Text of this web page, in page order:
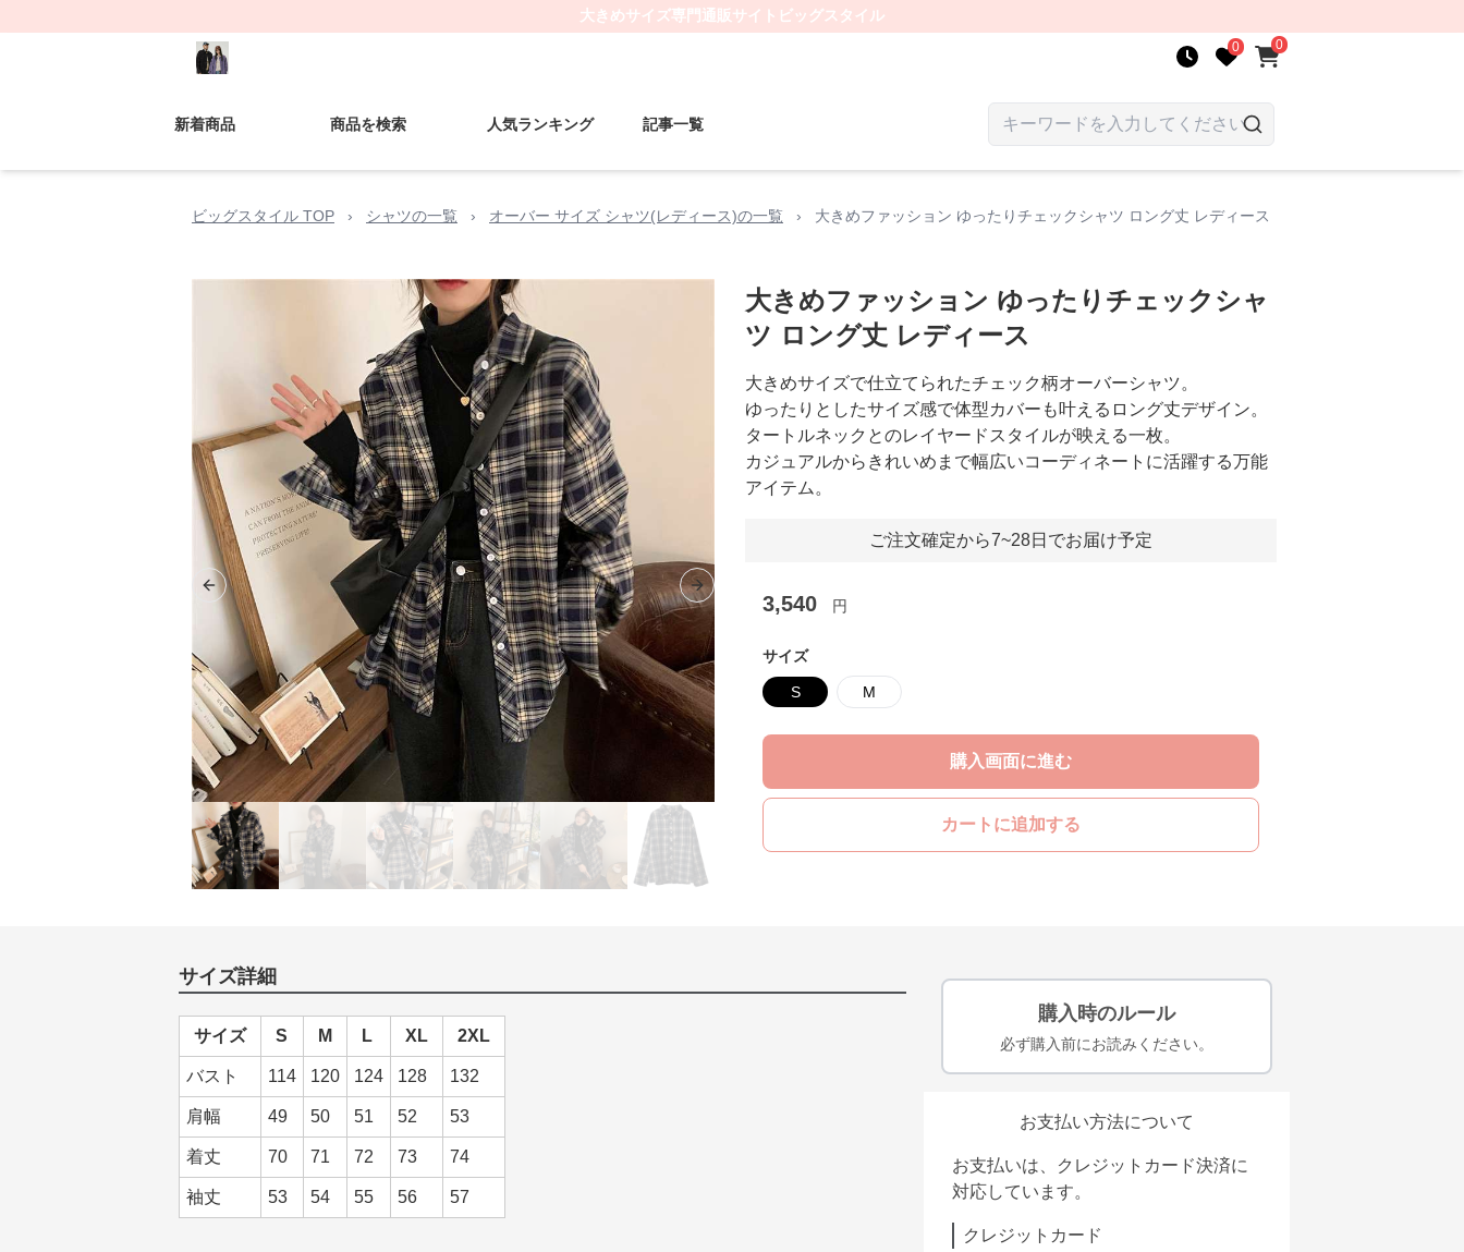
大きめサイズ専門通販サイト ビッグスタイル
0 0
新着商品 商品を検索 人気ランキング 記事一覧
ビッグスタイル TOP › シャツの一覧 › オーバー サイズ シャツ(レディース)の一覧 › 大きめファッション ゆったりチェックシャツ ロング丈 レディース
Previous slide Next slide
大きめファッション ゆったりチェックシャ
ツ ロング丈 レディース
大きめサイズで仕立てられたチェック柄オーバーシャツ。
ゆったりとしたサイズ感で体型カバーも叶えるロング丈デザイン。
タートルネックとのレイヤードスタイルが映える一枚。
カジュアルからきれいめまで幅広いコーディネートに活躍する万能
アイテム。
ご注文確定から7~28日でお届け予定
3,540 円
サイズ
S M
購入画面に進む
カートに追加する
サイズ詳細
サイズ S M L XL 2XL
バスト 114 120 124 128 132
肩幅 49 50 51 52 53
着丈 70 71 72 73 74
袖丈 53 54 55 56 57
購入時のルール
必ず購入前にお読みください。
お支払い方法について
お支払いは、クレジットカード決済に
対応しています。
クレジットカード